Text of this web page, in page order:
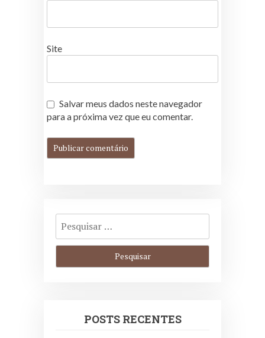
Site
Salvar meus dados neste navegador
para a próxima vez que eu comentar.
POSTS RECENTES